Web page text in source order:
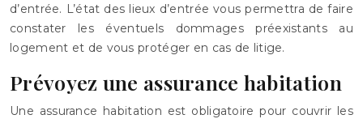
d’entrée. L’état des lieux d’entrée vous permettra de faire
constater les éventuels dommages préexistants au
logement et de vous protéger en cas de litige.
Prévoyez une assurance habitation
Une assurance habitation est obligatoire pour couvrir les